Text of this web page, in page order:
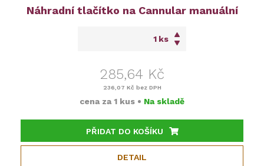
Náhradní tlačítko na Cannular manuální
ks
285,64 Kč
236,07 Kč bez DPH
cena za 1 kus • Na skladě
PŘIDAT DO KOŠÍKU
DETAIL